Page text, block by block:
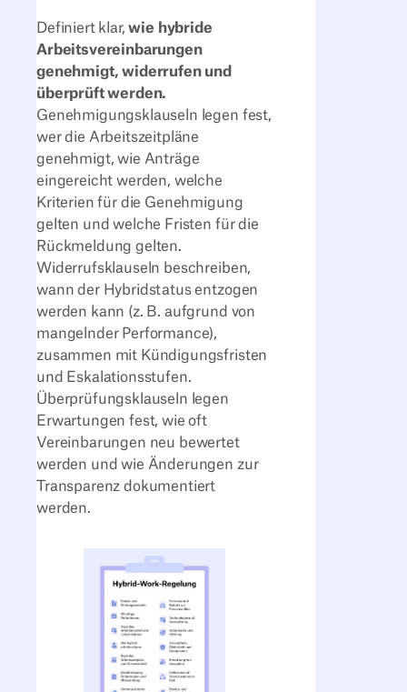
Definiert klar,wie hybride
Arbeitsvereinbarungen
genehmigt, widerrufen und
überprüft werden.
Genehmigungsklauseln legen fest,
wer die Arbeitszeitpläne
genehmigt, wie Anträge
eingereicht werden, welche
Kriterien für die Genehmigung
gelten und welche Fristen für die
Rückmeldung gelten.
Widerrufsklauseln beschreiben,
wann der Hybridstatus entzogen
werden kann (z. B. aufgrund von
mangelnder Performance),
zusammen mit Kündigungsfristen
und Eskalationsstufen.
Überprüfungsklauseln legen
Erwartungen fest, wie oft
Vereinbarungen neu bewertet
werden und wie Änderungen zur
Transparenz dokumentiert
werden.